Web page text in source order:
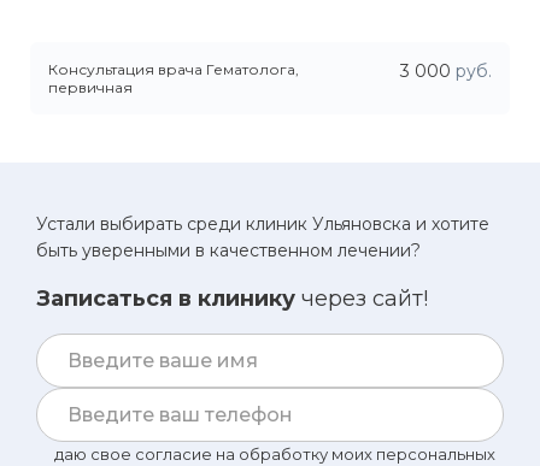
Консультация врача Гематолога,
первичная
3 000 руб.
Устали выбирать среди клиник Ульяновска и хотите
быть уверенными в качественном лечении?
Записаться в клинику через сайт!
даю свое согласие на обработку моих персональных